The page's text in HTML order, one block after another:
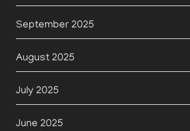
September 2025
August 2025
July 2025
June 2025